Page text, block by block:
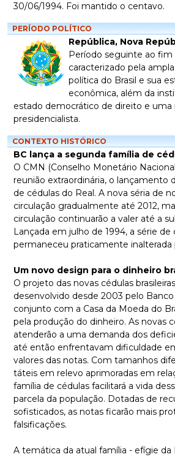
30/06/1994. Foi mantido o centavo.
PERÍODO POLÍTICO
República, Nova
Período seguinte ao fim
caracterizado pela
política do Brasil e sua
econômica, além da
estado democrático de direito e uma
presidencialista.
CONTEXTO HISTÓRICO
BC lança a segunda família de
O CMN (Conselho Monetário
reunião extraordinária, o lançamento
de cédulas do Real. A nova séria de
circulação gradualmente até 2012,
circulação continuarão a valer até a
Lançada em julho de 1994, a série de
permaneceu praticamente inalterada
Um novo design para o dinheiro
O projeto das novas cédulas
desenvolvido desde 2003 pelo
conjunto com a Casa da Moeda do
pela produção do dinheiro. As novas
atenderão a uma demanda dos
até então enfrentavam dificuldade
valores das notas. Com tamanhos
táteis em relevo aprimoradas em
família de cédulas facilitará a vida
parcela da população. Dotadas de
sofisticados, as notas ficarão mais
falsificações.
A temática da atual família - efígie da